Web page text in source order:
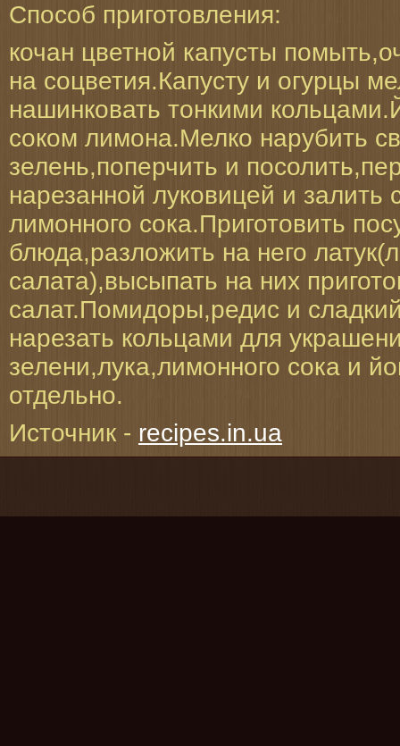
Способ приготовления:
кочан цветной капусты
на соцветия.Капусту и огурцы
нашинковать тонкими
соком лимона.Мелко нарубить
зелень,поперчить и
нарезанной луковицей и залить
лимонного сока.Приготовить
блюда,разложить на него
салата),высыпать на них
салат.Помидоры,редис и
нарезать кольцами для
зелени,лука,лимонного сока и
отдельно.
Источник - recipes.in.ua